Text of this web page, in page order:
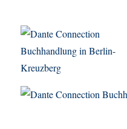
Dante